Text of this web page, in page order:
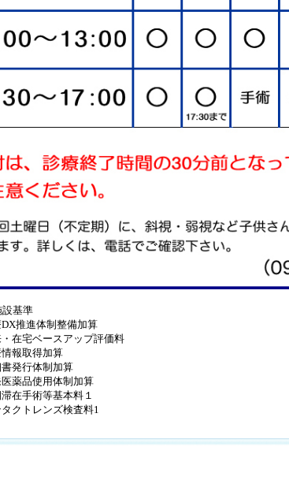
設基準
DX推進体制整備加算
・在宅ベースアップ評価料
情報取得加算
書発行体制加算
医薬品使用体制加算
滞在手術等基本料１
タクトレンズ検査料1